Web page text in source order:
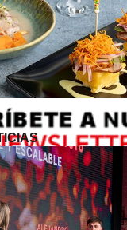
A LA NEWSLETTER